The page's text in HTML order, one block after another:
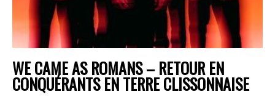
WE CAME AS ROMANS – RETOUR EN
CONQUÉRANTS EN TERRE CLISSONNAISE